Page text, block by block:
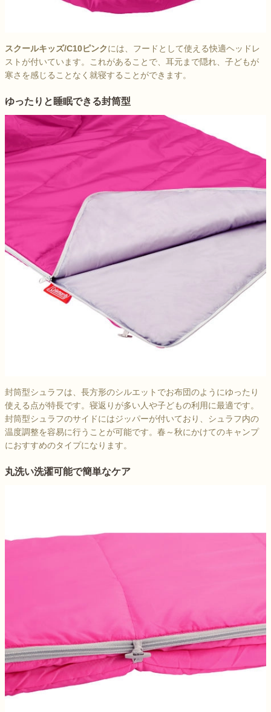
スクールキッズ/C10ピンクには、フードとして使える快適ヘッドレ
ストが付いています。これがあることで、耳元まで隠れ、子どもが
寒さを感じることなく就寝することができます。
ゆったりと睡眠できる封筒型
封筒型シュラフは、長方形のシルエットでお布団のようにゆったり
使える点が特長です。寝返りが多い人や子どもの利用に最適です。
封筒型シュラフのサイドにはジッパーが付いており、シュラフ内の
温度調整を容易に行うことが可能です。春～秋にかけてのキャンプ
におすすめのタイプになります。
丸洗い洗濯可能で簡単なケア